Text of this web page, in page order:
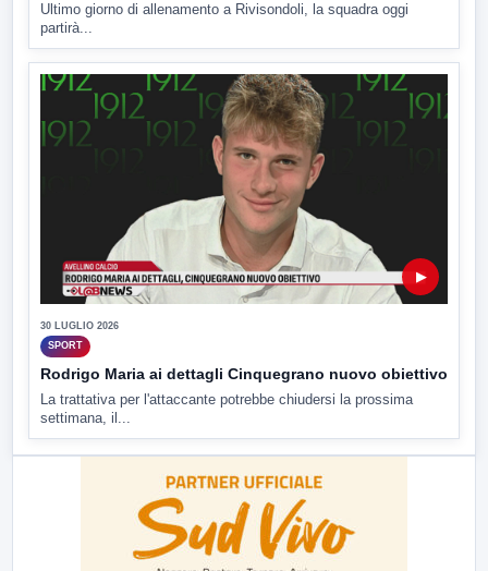
Ultimo giorno di allenamento a Rivisondoli, la squadra oggi
partirà...
▶
30 LUGLIO 2026
SPORT
Rodrigo Maria ai dettagli Cinquegrano nuovo obiettivo
La trattativa per l'attaccante potrebbe chiudersi la prossima
settimana, il...